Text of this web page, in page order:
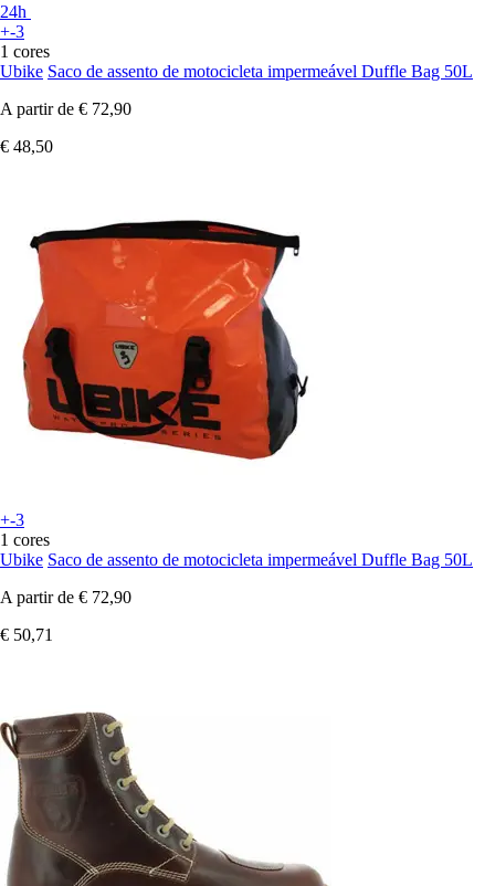
24h
+-3
1 cores
Ubike Saco de assento de motocicleta impermeável Duffle Bag 50L
A partir de € 72,90
€ 48,50
+-3
1 cores
Ubike Saco de assento de motocicleta impermeável Duffle Bag 50L
A partir de € 72,90
€ 50,71